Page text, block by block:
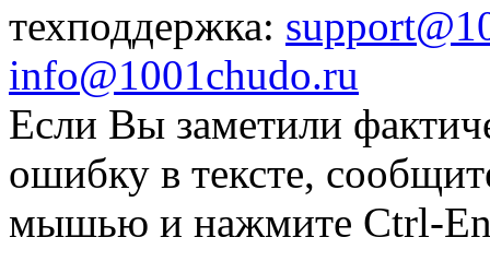
техподдержка:
info@1001chudo.ru
Если Вы заметили
ошибку в тексте,
мышью и нажмите Ctrl-